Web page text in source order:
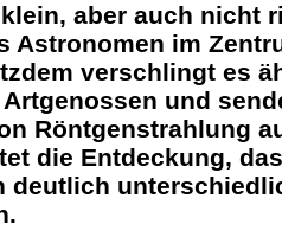
aber auch nicht
Astronomen im
verschlingt es
und
Röntgenstrahlung
die Entdeckung,
deutlich